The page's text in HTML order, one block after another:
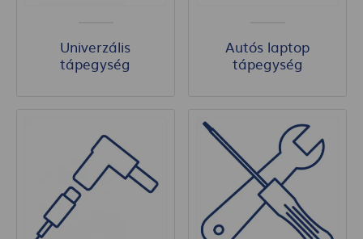
Univerzális
tápegység
Autós laptop
tápegység